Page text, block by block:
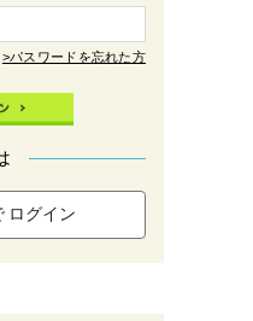
>パスワードを忘れた方
ログイン